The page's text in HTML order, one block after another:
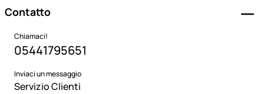
Contatto
Chiamaci!
05441795651
Inviaci un messaggio
Servizio Clienti